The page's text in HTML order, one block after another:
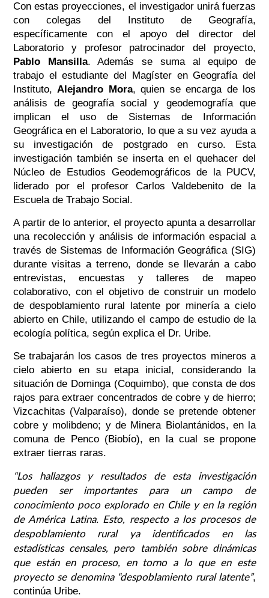
Con estas proyecciones, el investigador unirá fuerzas
con colegas del Instituto de Geografía,
específicamente con el apoyo del director del
Laboratorio y profesor patrocinador del proyecto,
Pablo Mansilla. Además se suma al equipo de
trabajo el estudiante del Magíster en Geografía del
Instituto,Alejandro Mora, quien se encarga de los
análisis de geografía social y geodemografía que
implican el uso de Sistemas de Información
Geográfica en el Laboratorio, lo que a su vez ayuda a
su investigación de postgrado en curso. Esta
investigación también se inserta en el quehacer del
Núcleo de Estudios Geodemográficos de la PUCV,
liderado por el profesor Carlos Valdebenito de la
Escuela de Trabajo Social.
A partir de lo anterior, el proyecto apunta a desarrollar
una recolección y análisis de información espacial a
través de Sistemas de Información Geográfica (SIG)
durante visitas a terreno, donde se llevarán a cabo
entrevistas, encuestas y talleres de mapeo
colaborativo, con el objetivo de construir un modelo
de despoblamiento rural latente por minería a cielo
abierto en Chile, utilizando el campo de estudio de la
ecología política, según explica el Dr. Uribe.
Se trabajarán los casos de tres proyectos mineros a
cielo abierto en su etapa inicial, considerando la
situación de Dominga (Coquimbo), que consta de dos
rajos para extraer concentrados de cobre y de hierro;
Vizcachitas (Valparaíso), donde se pretende obtener
cobre y molibdeno; y de Minera Biolantánidos, en la
comuna de Penco (Biobío), en la cual se propone
extraer tierras raras.
“Los hallazgos y resultados de esta investigación
pueden ser importantes para un campo de
conocimiento poco explorado en Chile y en la región
de América Latina. Esto, respecto a los procesos de
despoblamiento rural ya identificados en las
estadísticas censales, pero también sobre dinámicas
que están en proceso, en torno a lo que en este
proyecto se denomina “despoblamiento rural latente”,
continúa Uribe.